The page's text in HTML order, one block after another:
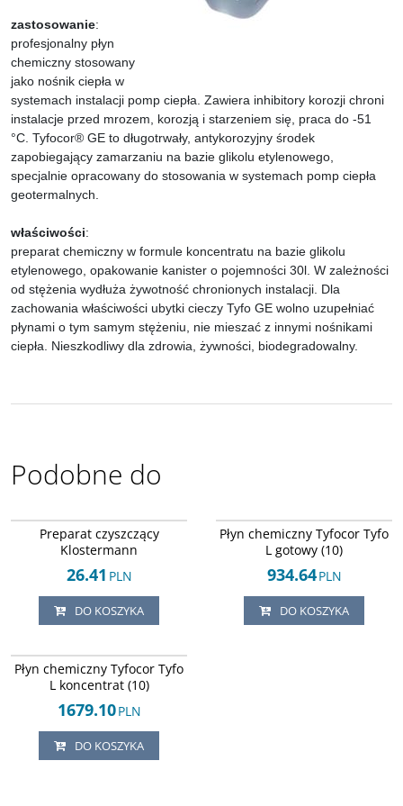
zastosowanie:
profesjonalny płyn
chemiczny stosowany
jako nośnik ciepła w
systemach instalacji pomp ciepła. Zawiera inhibitory korozji chroni
instalacje przed mrozem, korozją i starzeniem się, praca do -51
°C. Tyfocor® GE to długotrwały, antykorozyjny środek
zapobiegający zamarzaniu na bazie glikolu etylenowego,
specjalnie opracowany do stosowania w systemach pomp ciepła
geotermalnych.
właściwości:
preparat chemiczny w formule koncentratu na bazie glikolu
etylenowego, opakowanie kanister o pojemności 30l. W zależności
od stężenia wydłuża żywotność chronionych instalacji. Dla
zachowania właściwości ubytki cieczy Tyfo GE wolno uzupełniać
płynami o tym samym stężeniu, nie mieszać z innymi nośnikami
ciepła. Nieszkodliwy dla zdrowia, żywności, biodegradowalny.
Podobne do
Preparat czyszczący
Klostermann
26.41 PLN
DO KOSZYKA
DOSTAWA EXPRESS
Płyn chemiczny Tyfocor Tyfo
L gotowy (10)
934.64PLN
DO KOSZYKA
DOSTAWA EXPRESS
Płyn chemiczny Tyfocor Tyfo
L koncentrat (10)
1679.10PLN
DO KOSZYKA